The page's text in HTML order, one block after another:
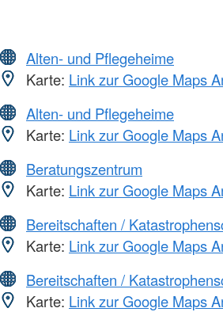
Alten- und Pflegeheime
Karte: Link zur Google Maps
Alten- und Pflegeheime
Karte: Link zur Google Maps
Beratungszentrum
Karte: Link zur Google Maps
Bereitschaften /
Karte: Link zur Google Maps
Bereitschaften /
Karte: Link zur Google Maps